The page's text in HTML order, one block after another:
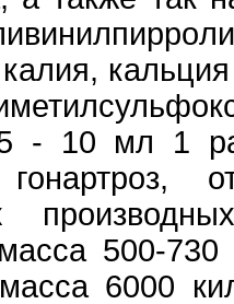
калия,
- 10 мл 1
500-
6000